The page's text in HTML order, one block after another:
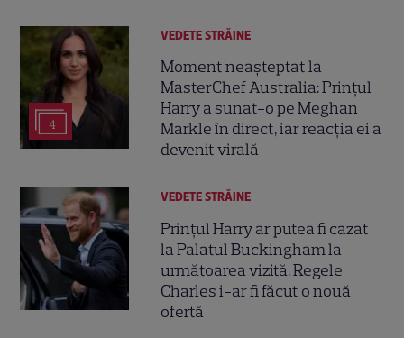
4
VEDETE STRĂINE
Moment neașteptat la
MasterChef Australia: Prințul
Harry a sunat-o pe Meghan
Markle în direct, iar reacția ei a
devenit virală
VEDETE STRĂINE
Prințul Harry ar putea fi cazat
la Palatul Buckingham la
următoarea vizită. Regele
Charles i-ar fi făcut o nouă
ofertă